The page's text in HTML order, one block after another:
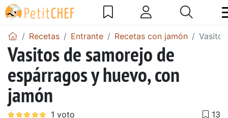
Recetas Entrante Recetas con jamón
Vasitos de samorejo de
espárragos y huevo, con
jamón